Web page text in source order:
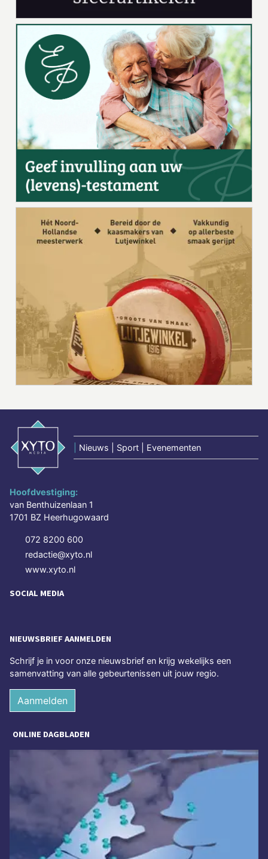
Nieuws | Sport | Evenementen
Hoofdvestiging:
van Benthuizenlaan 1
1701 BZ Heerhugowaard
072 8200 600
redactie@xyto.nl
www.xyto.nl
SOCIAL MEDIA
NIEUWSBRIEF AANMELDEN
Schrijf je in voor onze nieuwsbrief en krijg wekelijks een
samenvatting van alle gebeurtenissen uit jouw regio.
Aanmelden
ONLINE DAGBLADEN